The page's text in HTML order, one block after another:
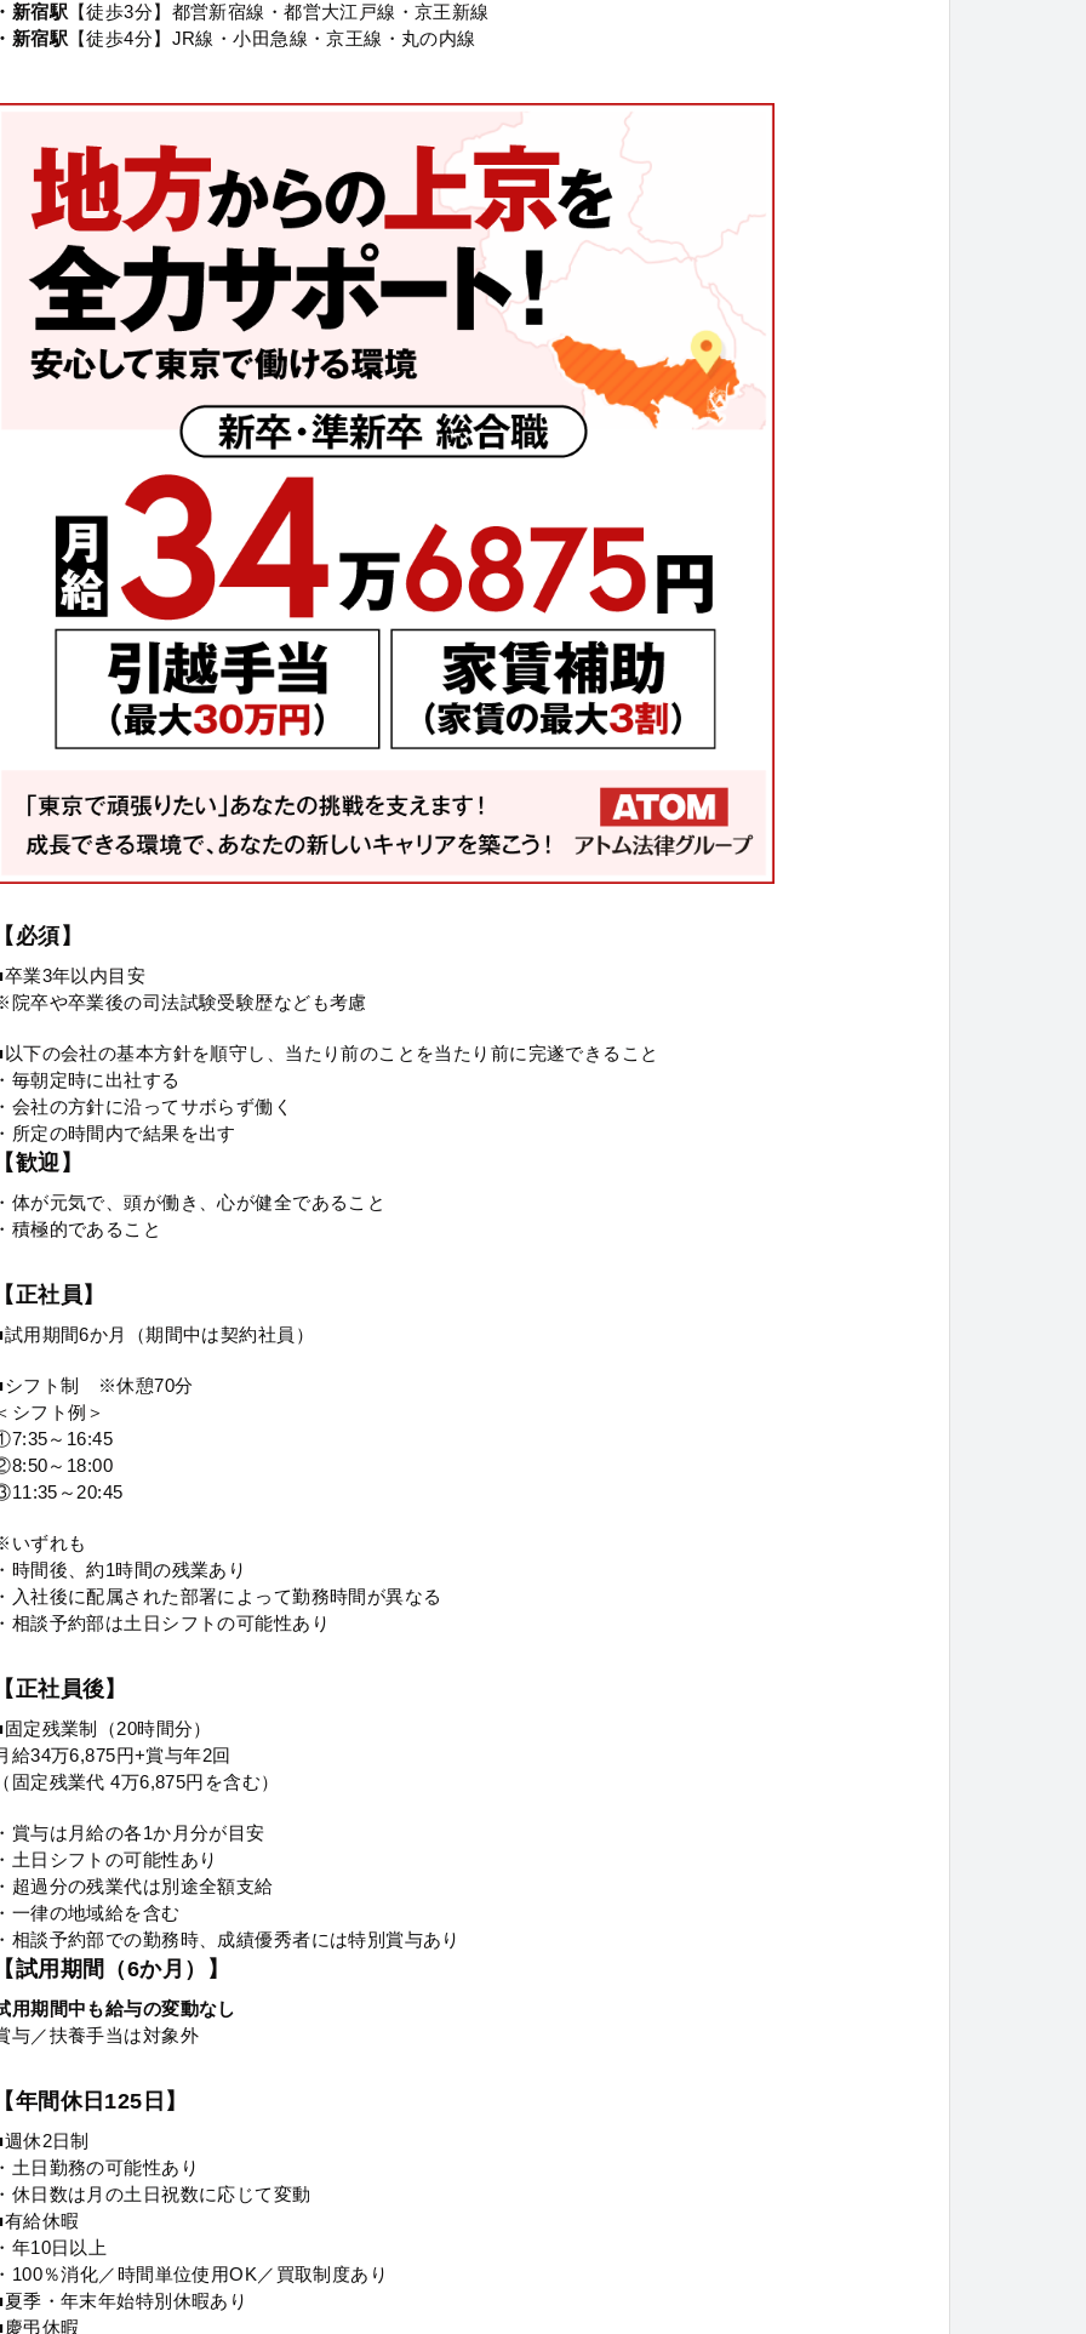
新宿駅 【徒歩3分】都営新宿線・都営大江戸線・京王新線
新宿駅 【徒歩4分】JR線・小田急線・京王線・丸の内線
必須】
卒業3年以内目安
院卒や卒業後の司法試験受験歴なども考慮
以下の会社の基本方針を順守し、当たり前のことを当たり前に完遂できること
毎朝定時に出社する
会社の方針に沿ってサボらず働く
所定の時間内で結果を出す
歓迎】
体が元気で、頭が働き、心が健全であること
積極的であること
正社員】
試用期間6か月（期間中は契約社員）
シフト制 ※休憩70分
シフト例＞
～16:45
～18:00
～20:45
いずれも
時間後、約1時間の残業あり
入社後に配属された部署によって勤務時間が異なる
相談予約部は土日シフトの可能性あり
正社員後】
定残業制（20時間分）
給34万6,875円+賞与年2回
固定残業代 4万6,875円を含む）
賞与は月給の各1か月分が目安
土日シフトの可能性あり
超過分の残業代は別途全額支給
一律の地域給を含む
相談予約部での勤務時、成績優秀者には特別賞与あり
試用期間（6か月）】
用期間中も給与の変動なし
与／扶養手当は対象外
年間休日125日】
休2日制
土日勤務の可能性あり
休日数は月の土日祝数に応じて変動
有給休暇
年10日以上
100％消化／時間単位使用OK／買取制度あり
夏季・年末年始特別休暇あり
慶弔休暇